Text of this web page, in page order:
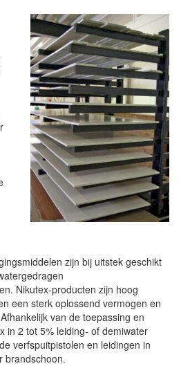
zijn bij uitstek geschikt
Nikutex-producten zijn hoog
een sterk oplossend vermogen en
van de toepassing en
in 2 tot 5% leiding- of demiwater
verfspuitpistolen en leidingen in
brandschoon.